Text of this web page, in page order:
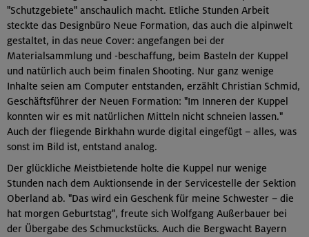
"Schutzgebiete" anschaulich macht. Etliche Stunden Arbeit
steckte das Designbüro Neue Formation, das auch die alpinwelt
gestaltet, in das neue Cover: angefangen bei der
Materialsammlung und -beschaffung, beim Basteln der Kuppel
und natürlich auch beim finalen Shooting. Nur ganz wenige
Inhalte seien am Computer entstanden, erzählt Christian Schmid,
Geschäftsführer der Neuen Formation: "Im Inneren der Kuppel
konnten wir es mit natürlichen Mitteln nicht schneien lassen."
Auch der fliegende Birkhahn wurde digital eingefügt – alles, was
sonst im Bild ist, entstand analog.
Der glückliche Meistbietende holte die Kuppel nur wenige
Stunden nach dem Auktionsende in der Servicestelle der Sektion
Oberland ab. "Das wird ein Geschenk für meine Schwester – die
hat morgen Geburtstag", freute sich Wolfgang Außerbauer bei
der Übergabe des Schmuckstücks. Auch die Bergwacht Bayern